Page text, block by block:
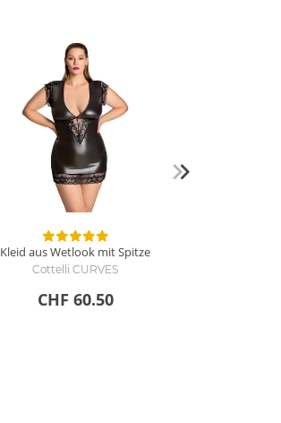
Kleid aus Wetlook mit Spitze
Cottelli CURVES
CHF 60.50